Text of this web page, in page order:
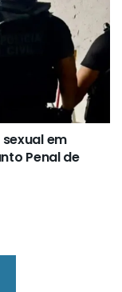
em
Penal de